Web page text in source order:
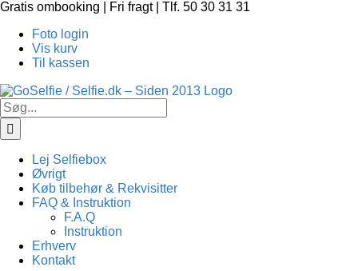
Skip
content
Gratis ombooking | Fri fragt | Tlf. 50 30 31 31
Foto login
Vis kurv
Til kassen
Søg
efter:
Lej Selfiebox
Øvrigt
Køb tilbehør & Rekvisitter
FAQ & Instruktion
F.A.Q
Instruktion
Erhverv
Kontakt